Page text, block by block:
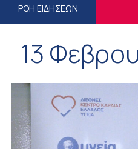
ΡΟΗ ΕΙΔΗΣΕΩΝ
13